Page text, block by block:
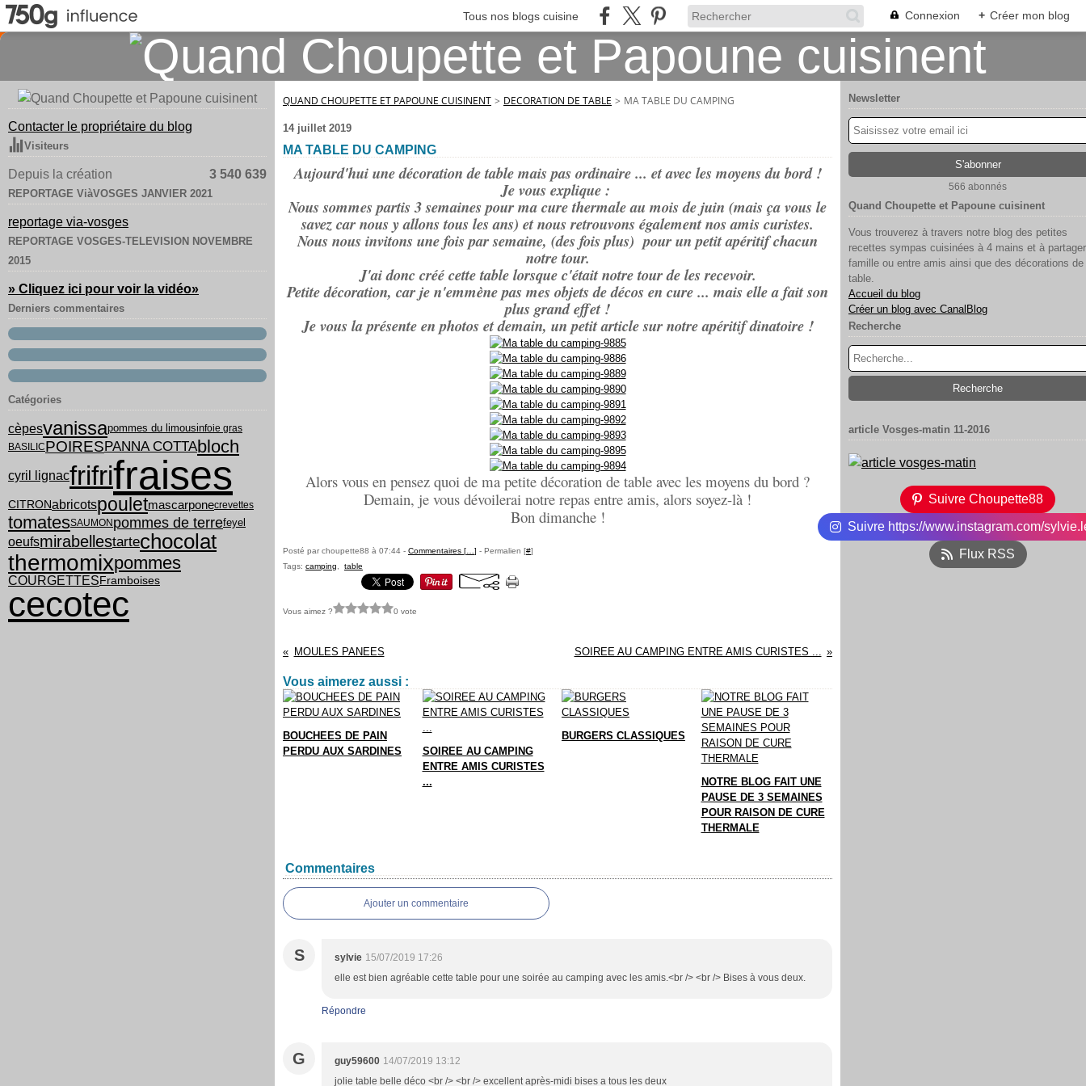
Tous nos blogs cuisine Connexion + Créer mon blog
Contacter le propriétaire du blog
Visiteurs
Depuis la création 3 540 639
REPORTAGE ViàVOSGES JANVIER 2021
reportage via-vosges
REPORTAGE VOSGES-TELEVISION NOVEMBRE
2015
» Cliquez ici pour voir la vidéo»
Derniers commentaires
Catégories
cèpesvanissapommes du limousinfoie gras
BASILICPOIRESPANNA COTTAbloch
cyril lignacfrifrifraises
CITRONabricotspouletmascarponecrevettes
tomatesSAUMONpommes de terrefeyel
oeufsmirabellestartechocolat
thermomixpommes
COURGETTESFramboises
cecotec
QUAND CHOUPETTE ET PAPOUNE CUISINENT > DECORATION DE TABLE > MA TABLE DU CAMPING
14 juillet 2019
MA TABLE DU CAMPING
Aujourd'hui une décoration de table mais pas ordinaire ... et avec les moyens du bord !
Je vous explique :
Nous sommes partis 3 semaines pour ma cure thermale au mois de juin (mais ça vous le
savez car nous y allons tous les ans) et nous retrouvons également nos amis curistes.
Nous nous invitons une fois par semaine, (des fois plus) pour un petit apéritif chacun
notre tour.
J'ai donc créé cette table lorsque c'était notre tour de les recevoir.
Petite décoration, car je n'emmène pas mes objets de décos en cure ... mais elle a fait son
plus grand effet !
Je vous la présente en photos et demain, un petit article sur notre apéritif dinatoire !
Alors vous en pensez quoi de ma petite décoration de table avec les moyens du bord ?
Demain, je vous dévoilerai notre repas entre amis, alors soyez-là !
Bon dimanche !
Posté par choupette88 à 07:44 - Commentaires [ ] - Permalien [#]
Tags: camping table
Vous aimez ? 0 vote
MOULES PANEES SOIREE AU CAMPING ENTRE AMIS CURISTES ...
Vous aimerez aussi :
BOUCHEES DE PAIN
PERDU AUX SARDINES
SOIREE AU CAMPING
ENTRE AMIS CURISTES
...
BURGERS CLASSIQUES
NOTRE BLOG FAIT UNE
PAUSE DE 3 SEMAINES
POUR RAISON DE CURE
THERMALE
Commentaires
Ajouter un commentaire
S sylvie 15/07/2019 17:26
elle est bien agréable cette table pour une soirée au camping avec les amis.<br /> <br /> Bises à vous deux.
Répondre
G guy59600 14/07/2019 13:12
jolie table belle déco <br /> <br /> excellent après-midi bises a tous les deux
Newsletter
566 abonnés
Quand Choupette et Papoune cuisinent
Vous trouverez à travers notre blog des petites
recettes sympas cuisinées à 4 mains et à
famille ou entre amis ainsi que des décorations de
table.
Accueil du blog
Créer un blog avec CanalBlog
Recherche
article Vosges-matin 11-2016
Suivre Choupette88
Suivre https://www.instagram.com/
Flux RSS